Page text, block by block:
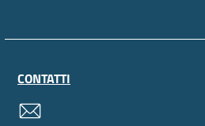
CONTATTI